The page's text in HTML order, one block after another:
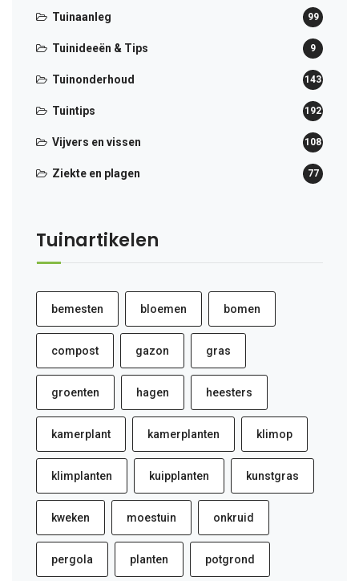
Tuinaanleg 99
Tuinideeën & Tips 9
Tuinonderhoud 143
Tuintips 192
Vijvers en vissen 108
Ziekte en plagen 77
Tuinartikelen
bemesten bloemen bomen
compost gazon gras
groenten hagen heesters
kamerplant kamerplanten klimop
klimplanten kuipplanten kunstgras
kweken moestuin onkruid
pergola planten potgrond